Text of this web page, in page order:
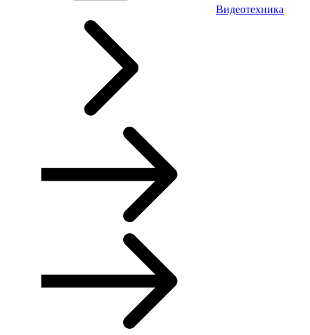
Видеотехника